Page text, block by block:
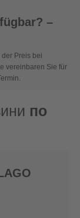
–
Preis bei
vereinbaren Sie für
по